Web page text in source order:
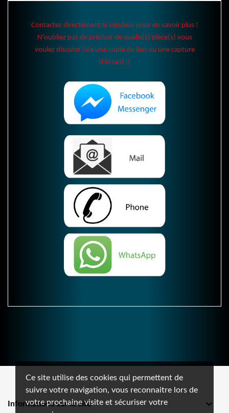
Ce site utilise des cookies qui permettent de
suivre votre navigation, vous reconnaitre lors de
votre prochaine visite et sécuriser votre
Contactez directement le vendeur pour en savoir plus !
N'oubliez pas de préciser de quelle(s) pièce(s) vous
voulez discuter (via une copie du lien ou une capture
d'écran) :)
Informations sur le site 